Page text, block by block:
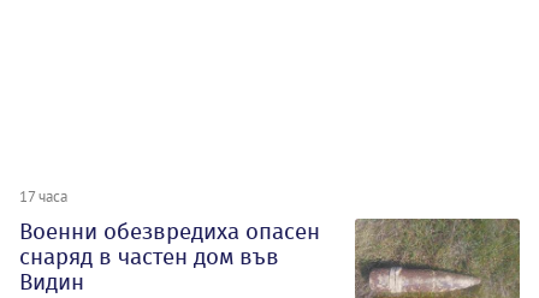
17 часа
Военни обезвредиха опасен
снаряд в частен дом във
Видин